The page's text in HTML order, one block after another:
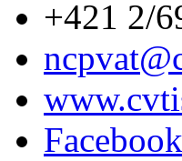
+421 2/
Facebook